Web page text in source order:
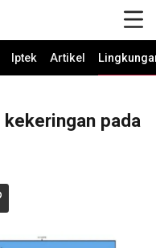
Iptek Artikel
pada